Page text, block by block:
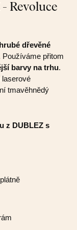
Revoluce
dřevěné
Používáme přitom
barvy na trhu.
tmavěhnědý
z DUBLEZ s